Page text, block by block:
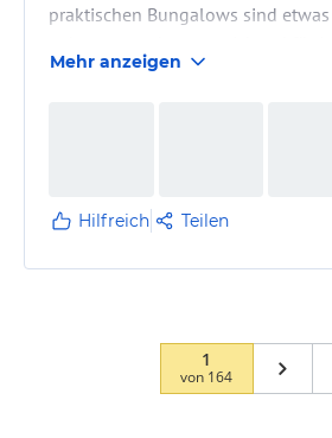
praktischen Bungalows sind
jetzt renoviert werden. Ein
Mehr anzeigen
Hilfreich Teilen
1
von 164